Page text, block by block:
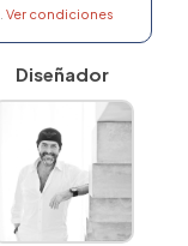
Ver condiciones
Diseñador